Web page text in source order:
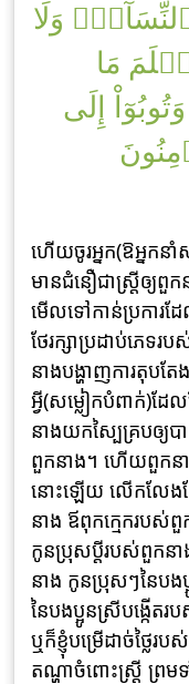
وَلَا
مَا
إِلَى
ហើយចូរអ្នក(ឱអ្នកន
មានជំនឿជាស្ត្រីឲ្យពួក
មើលទៅកាន់ប្រការ
ថែរក្សាប្រដាប់ភេទ
នាងបង្ហាញការតុប
អ្វី(សម្លៀកបំពាក់)ដែ
នាងយកស្បៃគ្របឲ្យ
ពួកនាង។ ហើយពួកន
នោះឡើយ លើកលែង
នាង ឪពុកក្មេករប
កូនប្រុសប្តីរបស់ពួកន
នាង កូនប្រុសៗនៃបង
នៃបងប្អូនស្រីបង្កើតរ
ឬក៏ខ្ញុំបម្រើដាច់ថ្លៃរ
តណ្ហាចំពោះស្ត្រី ព្រម